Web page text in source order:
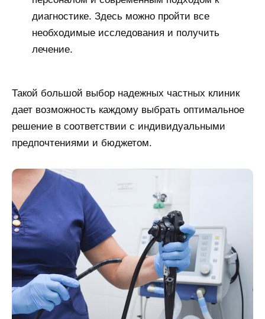
диагностике. Здесь можно пройти все
необходимые исследования и получить
лечение.
Такой большой выбор надежных частных клиник
дает возможность каждому выбрать оптимальное
решение в соответствии с индивидуальными
предпочтениями и бюджетом.